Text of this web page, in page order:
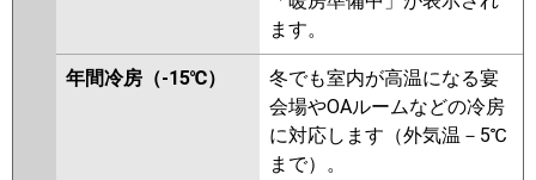
ます。
年間冷房（-15℃）
冬でも室内が高温になる宴
会場やOAルームなどの冷房
に対応します（外気温－5℃
まで）。